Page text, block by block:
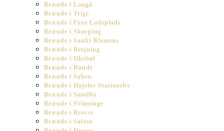
Brænde i Langå
Brænde i Trige
Brænde i Faxe Ladeplads
Brænde i Skørping
Brænde i Sankt Klemens
Brænde i Brejning
Brænde i Oksbøl
Brænde i Rønde
Brænde i Sabro
Brænde i Højslev Stationsby
Brænde i Sundby
Brænde i Svinninge
Brænde i Brovst
Brænde i Søften